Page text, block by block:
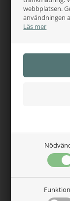
webbplatsen.
användningen
Läs mer